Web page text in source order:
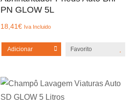
PN GLOW 5L
18,41€ Iva Incluido
Adicionar Favorito